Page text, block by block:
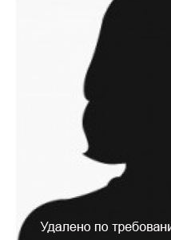
Детская Художественная школа
Доп. образование
Курсы повышения квалификации
Центр непрерывного образования